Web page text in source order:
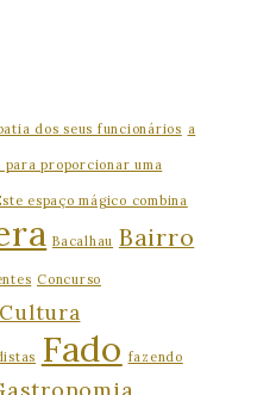
dos seus funcionários a
para proporcionar uma
espaço mágico combina
Bacalhau Bairro
Concurso
Cultura
Fado fazendo